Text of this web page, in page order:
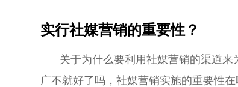
实行社媒营销的重要性？
关于为什么要利用社媒营销的渠道
广不就好了吗，社媒营销实施的重要性在